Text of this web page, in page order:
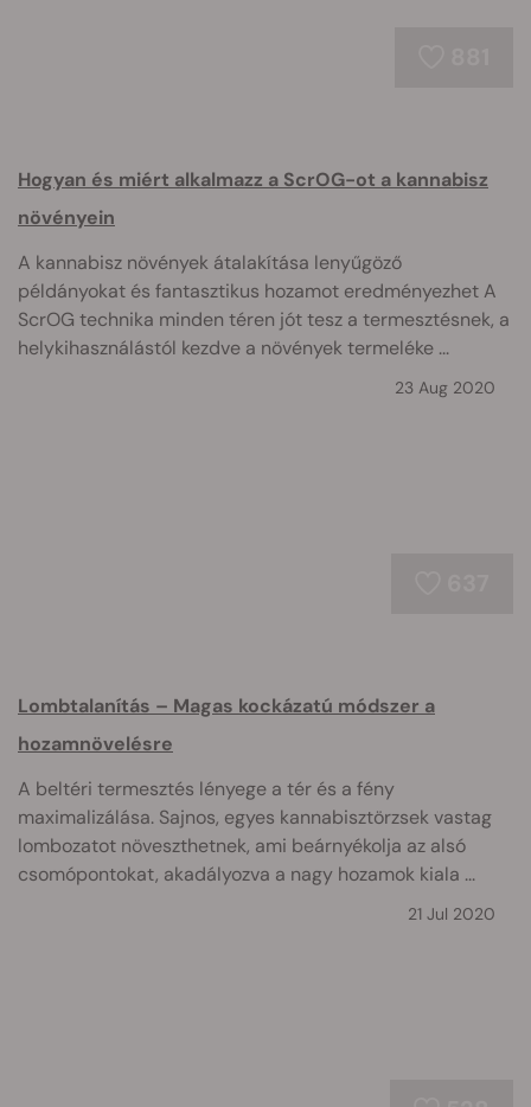
Hogyan és miért alkalmazz a ScrOG-ot a kannabisz
növényein
A kannabisz növények átalakítása lenyűgöző
példányokat és fantasztikus hozamot eredményezhet A
ScrOG technika minden téren jót tesz a termesztésnek, a
helykihasználástól kezdve a növények termeléke ...
23 Aug 2020
Lombtalanítás – Magas kockázatú módszer a
hozamnövelésre
A beltéri termesztés lényege a tér és a fény
maximalizálása. Sajnos, egyes kannabisztörzsek vastag
lombozatot növeszthetnek, ami beárnyékolja az alsó
csomópontokat, akadályozva a nagy hozamok kiala ...
21 Jul 2020